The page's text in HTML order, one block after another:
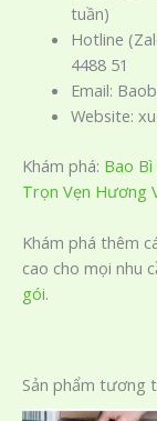
tuần)
Hotline
4488 51
Email:
Website:
Khám phá: Bao
Trọn Vẹn Hương
Khám phá thêm
cao cho mọi nhu
gói.
Sản phẩm tương